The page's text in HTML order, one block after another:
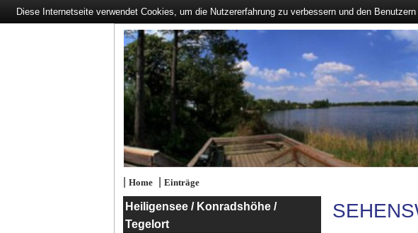
| Home| Einträge
Heiligensee / Konradshöhe /
Tegelort
Diese Internetseite verwendet Cookies, um die Nutzererfahrung zu verbessern und den